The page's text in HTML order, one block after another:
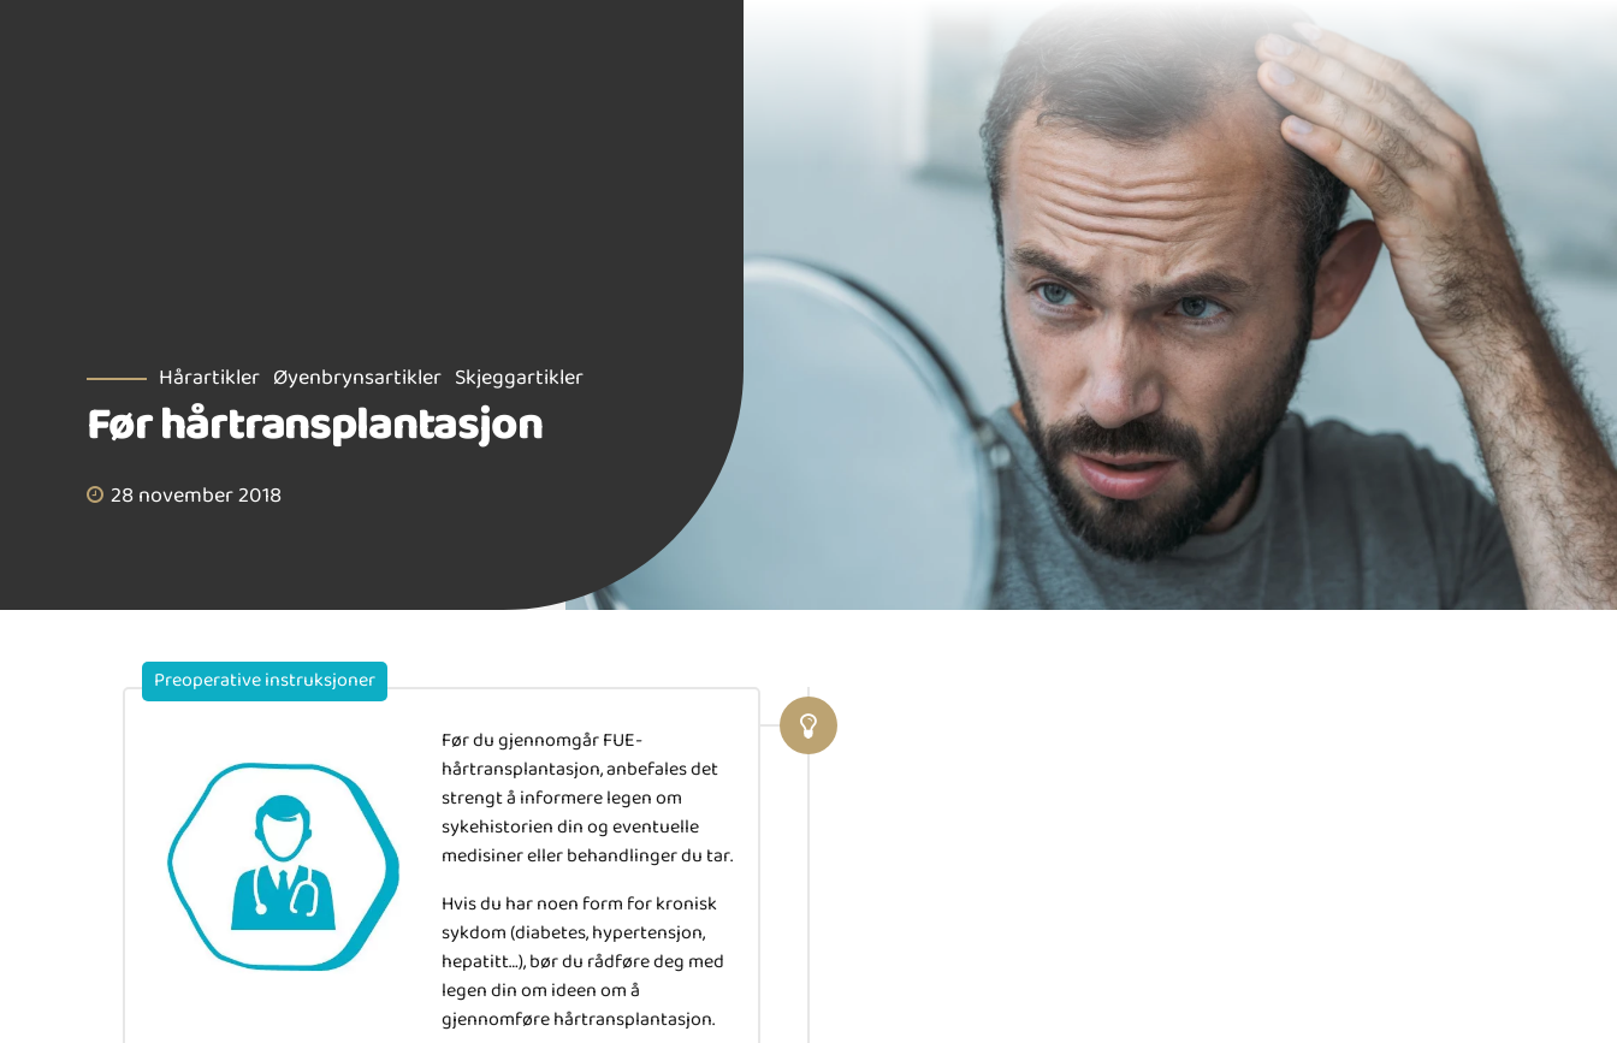
Hårartikler Øyenbrynsartikler Skjeggartikler
Før hårtransplantasjon
28 november 2018
Preoperative instruksjoner
Før du gjennomgår FUE-
hårtransplantasjon, anbefales det
strengt å informere legen om
sykehistorien din og eventuelle
medisiner eller behandlinger du tar.
Hvis du har noen form for kronisk
sykdom (diabetes, hypertensjon,
hepatitt…), bør du rådføre deg med
legen din om ideen om å
gjennomføre hårtransplantasjon.